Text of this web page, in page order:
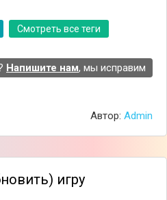
игрокам предстоит
игру в стиле хоррора,
выстроенной
игрока. Вам еще не
Смотреть все теги
Напишите нам, мы исправим
Автор: Admin
игру